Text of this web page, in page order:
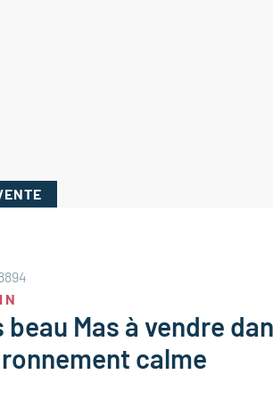
beau Mas à vendre
calme